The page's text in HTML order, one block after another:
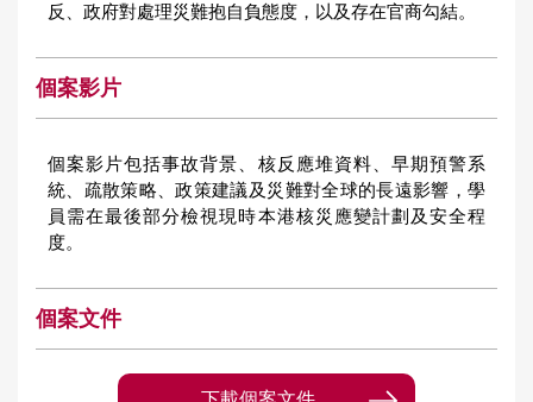
反、政府對處理災難抱自負態度，以及存在官商勾結。
個案影片
個案影片包括事故背景、核反應堆資料、早期預警系
統、疏散策略、政策建議及災難對全球的長遠影響，學
員需在最後部分檢視現時本港核災應變計劃及安全程
度。
個案文件